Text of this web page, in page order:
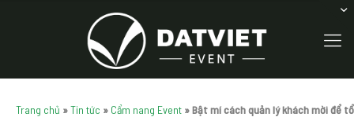
Trang chủ »Tin tức » Cẩm nang Event »Bật mí cách quản lý khách mời để tổ